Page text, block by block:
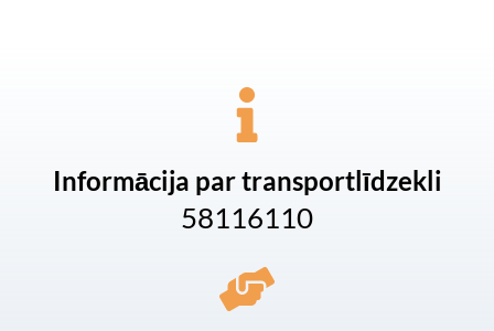
Informācija par transportlīdzekli
58116110